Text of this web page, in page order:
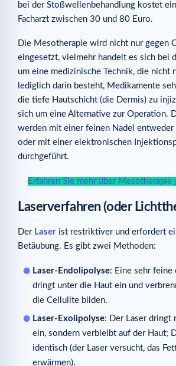
bei der Stoßwellenbehandlung kostet
Facharzt zwischen 30 und 80 Euro.
Die Mesotherapie wird nicht nur gegen
eingesetzt, vielmehr handelt es sich bei
um eine medizinische Technik, die nicht
lediglich darin besteht, Medikamente
die tiefe Hautschicht (die Dermis) zu
sich um eine Alternative zur Operation.
werden mit einer feinen Nadel entweder
oder mit einer elektronischen
durchgeführt.
Erfahren Sie mehr über
Laserverfahren (oder
Der Laser ist restriktiver und erfordert
Betäubung. Es gibt zwei Methoden:
Laser-Endolipolyse: Eine sehr feine
dringt unter die Haut ein und
die Cellulite bilden.
Laser-Exolipolyse: Der Laser dringt
ein, sondern verbleibt auf der Haut;
identisch (der Laser versucht, das
erwärmen).